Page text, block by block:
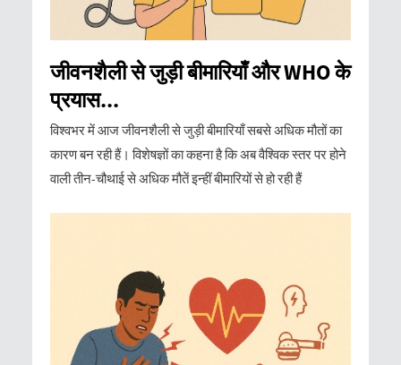
जीवनशैली से जुड़ी बीमारियाँ और WHO के
प्रयास...
विश्वभर में आज जीवनशैली से जुड़ी बीमारियाँ सबसे अधिक मौतों का
कारण बन रही हैं। विशेषज्ञों का कहना है कि अब वैश्विक स्तर पर होने
वाली तीन-चौथाई से अधिक मौतें इन्हीं बीमारियों से हो रही हैं